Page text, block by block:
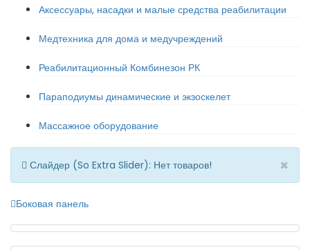
Аксессуары, насадки и малые средства реабилитации
Медтехника для дома и медучреждений
Реабилитационный Комбинезон РК
Параподиумы динамические и экзоскелет
Массажное оборудование
Слайдер (So Extra Slider): Нет товаров! ×
Боковая панель